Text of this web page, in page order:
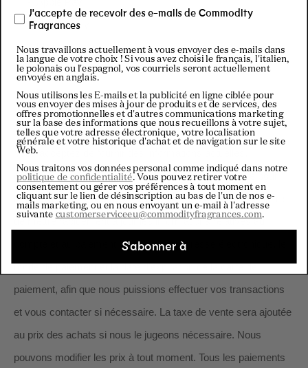
-Google Pay
-Maestro
-iDEAL
-Bancontact
Vous acceptez de fournir des informations actuelles,
complètes et précises sur vos achats et votre compte pour
tous les achats effectués sur le Site. Vous acceptez en outre
de mettre rapidement à jour les informations relatives au
compte et au paiement, notamment l'adresse électronique, le
mode de paiement et la date d'expiration de la carte de
paiement, afin que nous puissions effectuer vos transactions
et vous contacter si nécessaire. La taxe de vente sera ajoutée
au prix des achats si nous le jugeons nécessaire. Nous
pouvons modifier les prix à tout moment. Tous les paiements
J'accepte de recevoir des e-mails de Commodity
Fragrances
Nous travaillons actuellement à vous envoyer des e-mails dans
la langue de votre choix ! Si vous avez choisi le français, l'italien,
le polonais ou l'espagnol, vos courriels seront actuellement
envoyés en anglais.
Nous utilisons les E-mails et la publicité en ligne ciblée pour
vous envoyer des mises à jour de produits et de services, des
offres promotionnelles et d'autres communications marketing
sur la base des informations que nous recueillons à votre sujet,
telles que votre adresse électronique, votre localisation
générale et votre historique d'achat et de navigation sur le site
Web.
Nous traitons vos données personal comme indiqué dans notre
politique de confidentialité. Vous pouvez retirer votre
consentement ou gérer vos préférences à tout moment en
cliquant sur le lien de désinscription au bas de l'un de nos e-
mails marketing, ou en nous envoyant un e-mail à l'adresse
suivante customerserviceeu@commodityfragrances.com.
S'abonner à